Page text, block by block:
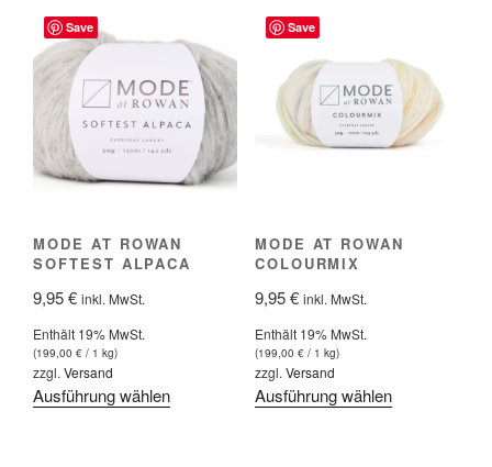
Varianten
Die
Optionen
können
auf
gewählt
auf.
Die
Optionen
können
gewählt
Save
MODE AT ROWAN
SOFTEST ALPACA
9,95€ inkl. MwSt.
Enthält 19% MwSt.
(199,00 € / 1 kg)
zzgl. Versand
Ausführung wählenDieses
Save
MODE AT ROWAN
COLOURMIX
9,95€ inkl. MwSt.
Enthält 19% MwSt.
(199,00 €/ 1 kg)
zzgl. Versand
Ausführung wählenDieses